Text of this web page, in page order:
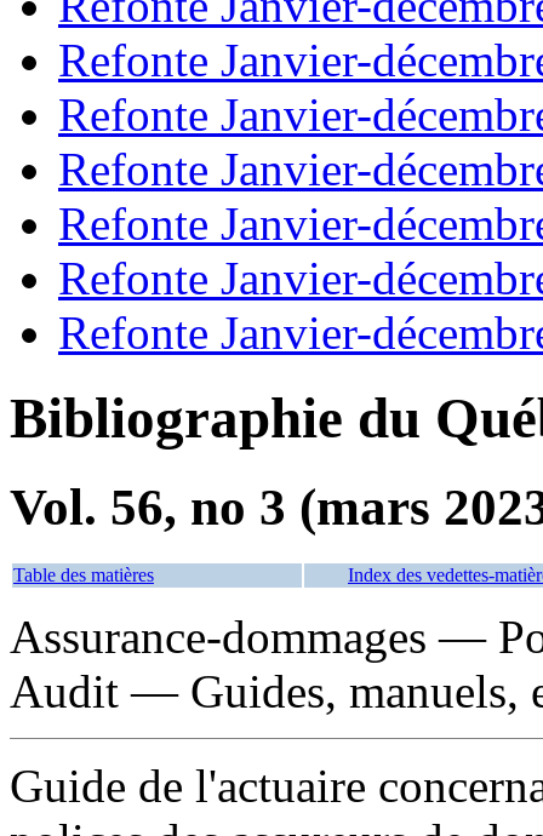
Refonte Janvier-
Refonte Janvier-
Refonte Janvier-
Refonte Janvier-
Refonte Janvier-
Refonte Janvier-
Bibliographie du
Vol. 56, no 3 (mars
Table des matières Index des vedettes-
Assurance-dommages —
Audit — Guides, manuels,
Guide de l'actuaire